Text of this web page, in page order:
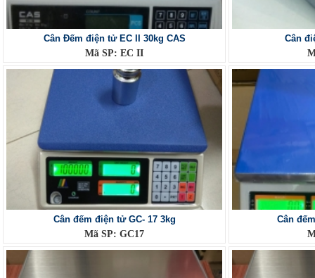
Cân Đếm điện tử EC II 30kg CAS
Mã SP: EC II
Cân
Cân đếm điện tử GC- 17 3kg
Mã SP: GC17
Cân